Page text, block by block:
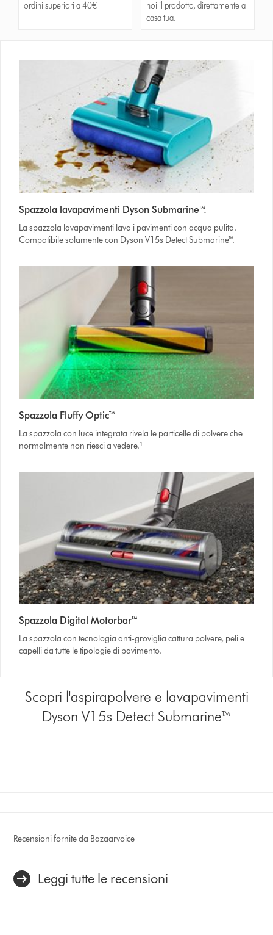
ordini superiori a 40€
noi il prodotto, direttamente a
casa tua.
Spazzola lavapavimenti Dyson Submarine™.
La spazzola lavapavimenti lava i pavimenti con acqua pulita.
Compatibile solamente con Dyson V15s Detect Submarine™.
Spazzola Fluffy Optic™
La spazzola con luce integrata rivela le particelle di polvere che
normalmente non riesci a vedere.¹
Spazzola Digital Motorbar™
La spazzola con tecnologia anti-groviglia cattura polvere, peli e
capelli da tutte le tipologie di pavimento.
Scopri l'aspirapolvere e lavapavimenti
Dyson V15s Detect Submarine™
Recensioni fornite da Bazaarvoice
Leggi tutte le recensioni